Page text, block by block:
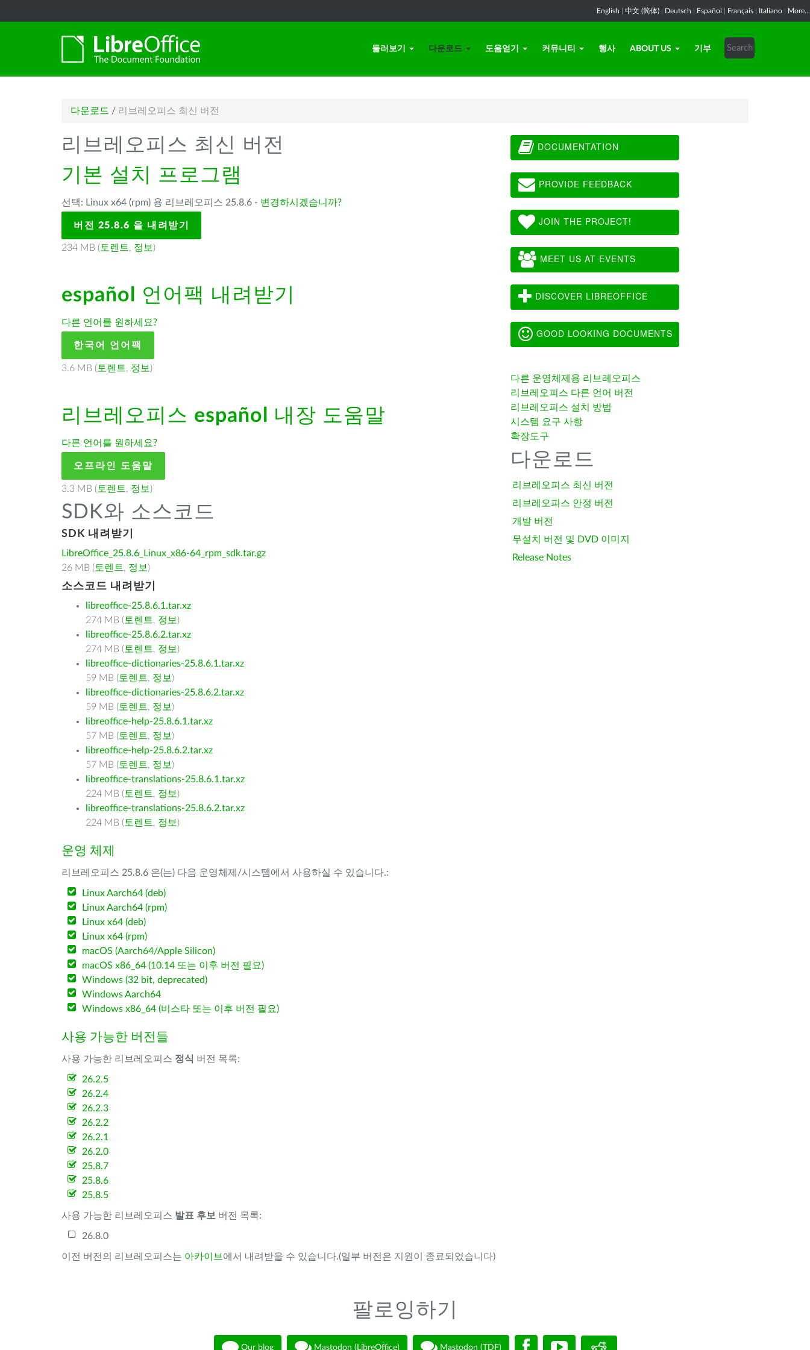
English 中文 (简体) Deutsch Español Français Italiano More...
둘러보기 다운로드 도움얻기 커뮤니티 행사 ABOUT US 기부
다운로드 / 리브레오피스 최신 버전
리브레오피스 최신 버전
기본 설치 프로그램
선택: Linux x64 (rpm) 용 리브레오피스 25.8.6 - 변경하시겠습니까?
버전 25.8.6 을 내려받기
234 MB ( 토렌트, 정보 )
español 언어팩 내려받기
다른 언어를 원하세요?
한국어 언어팩
3.6 MB ( 토렌트, 정보 )
리브레오피스 español 내장 도움말
다른 언어를 원하세요?
오프라인 도움말
3.3 MB ( 토렌트, 정보 )
SDK와 소스코드
SDK 내려받기
LibreOffice_25.8.6_Linux_x86-64_rpm_sdk.tar.gz
26 MB ( 토렌트, 정보 )
소스코드 내려받기
libreoffice-25.8.6.1.tar.xz
274 MB ( 토렌트, 정보 )
libreoffice-25.8.6.2.tar.xz
274 MB ( 토렌트, 정보 )
libreoffice-dictionaries-25.8.6.1.tar.xz
59 MB ( 토렌트, 정보 )
libreoffice-dictionaries-25.8.6.2.tar.xz
59 MB ( 토렌트, 정보 )
libreoffice-help-25.8.6.1.tar.xz
57 MB ( 토렌트, 정보 )
libreoffice-help-25.8.6.2.tar.xz
57 MB ( 토렌트, 정보 )
libreoffice-translations-25.8.6.1.tar.xz
224 MB ( 토렌트, 정보 )
libreoffice-translations-25.8.6.2.tar.xz
224 MB ( 토렌트, 정보 )
운영 체제
리브레오피스 25.8.6 은(는) 다음 운영체제/시스템에서 사용하실 수 있습니다.:
Linux Aarch64 (deb)
Linux Aarch64 (rpm)
Linux x64 (deb)
Linux x64 (rpm)
macOS (Aarch64/Apple Silicon)
macOS x86_64 (10.14 또는 이후 버전 필요)
Windows (32 bit, deprecated)
Windows Aarch64
Windows x86_64 (비스타 또는 이후 버전 필요)
사용 가능한 버전들
사용 가능한 리브레오피스 정식 버전 목록:
26.2.5
26.2.4
26.2.3
26.2.2
26.2.1
26.2.0
25.8.7
25.8.6
25.8.5
사용 가능한 리브레오피스 발표 후보 버전 목록:
26.8.0
이전 버전의 리브레오피스는 아카이브 에서 내려받을 수 있습니다.(일부 버전은 지원이 종료되었습니다)
DOCUMENTATION
PROVIDE FEEDBACK
JOIN THE PROJECT!
MEET US AT EVENTS
DISCOVER LIBREOFFICE
GOOD LOOKING DOCUMENTS
다른 운영체제용 리브레오피스
리브레오피스 다른 언어 버전
리브레오피스 설치 방법
시스템 요구 사항
확장도구
다운로드
리브레오피스 최신 버전
리브레오피스 안정 버전
개발 버전
무설치 버전 및 DVD 이미지
Release Notes
팔로잉하기
Our blog Mastodon (LibreOffice) Mastodon (TDF)